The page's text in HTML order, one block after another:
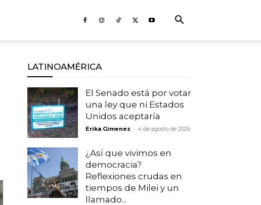
LATINOAMÉRICA
El Senado está por votar
una ley que ni Estados
Unidos aceptaría
Erika Gimenez - 4 de agosto de 2026
¿Así que vivimos en
democracia?
Reflexiones crudas en
tiempos de Milei y un
llamado...